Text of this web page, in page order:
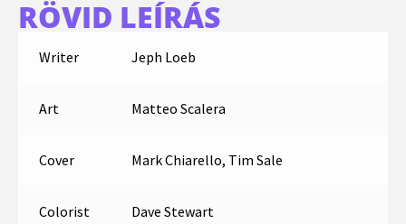
RÖVID LEÍRÁS
Writer Jeph Loeb
Art Matteo Scalera
Cover Mark Chiarello, Tim Sale
Colorist Dave Stewart